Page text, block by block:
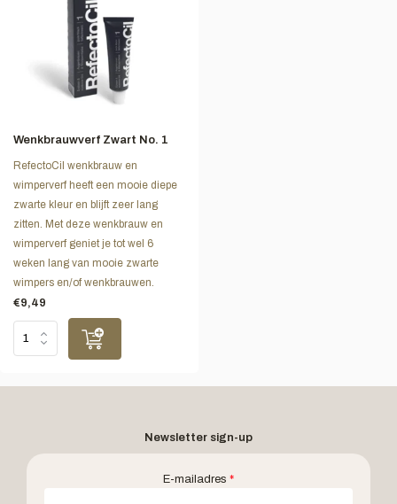
Wenkbrauwverf Zwart No. 1
RefectoCil wenkbrauw en
wimperverf heeft een mooie diepe
zwarte kleur en blijft zeer lang
zitten. Met deze wenkbrauw en
wimperverf geniet je tot wel 6
weken lang van mooie zwarte
wimpers en/of wenkbrauwen.
€9,49
Newsletter sign-up
E-mailadres *